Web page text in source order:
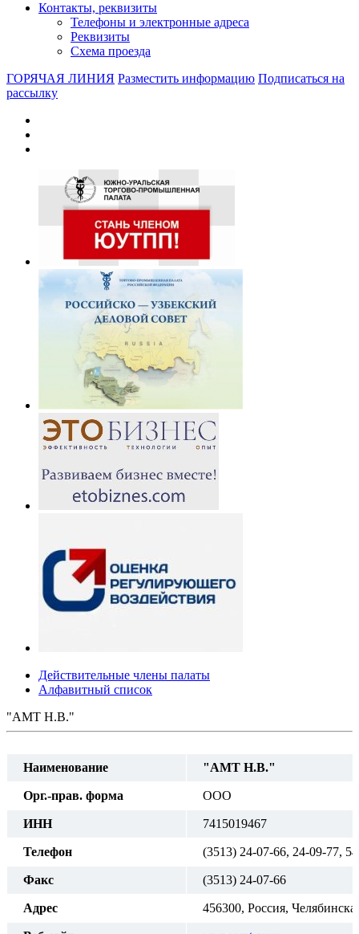
Контакты, реквизиты
Телефоны и электронные адреса
Реквизиты
Схема проезда
ГОРЯЧАЯ ЛИНИЯ Разместить информацию Подписаться на
рассылку
Действительные члены палаты
Алфавитный список
"АМТ Н.В."
Наименование "АМТ Н.В."
Орг.-прав. форма ООО
ИНН 7415019467
Телефон (3513) 24-07-66, 24-09-77,
Факс (3513) 24-07-66
Адрес 456300, Россия,